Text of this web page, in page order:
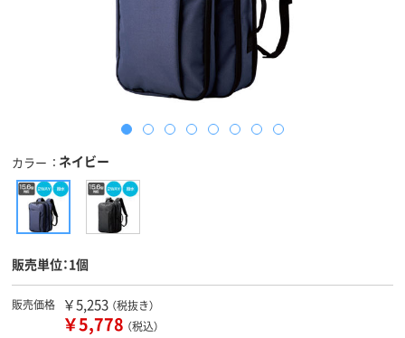
カラー ネイビー
販売単位：1個
販売価格 ￥5,253 （税抜き）
￥5,778 （税込）